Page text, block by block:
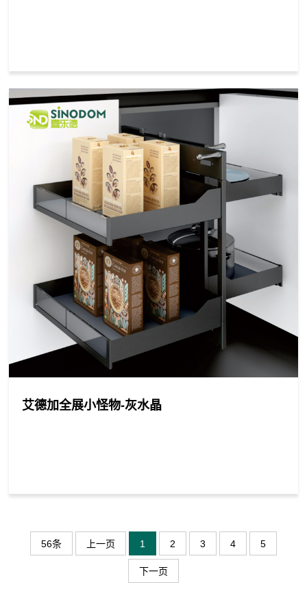
艾德加全展小怪物-灰水晶
56条 上一页 1 2 3 4 5
下一页